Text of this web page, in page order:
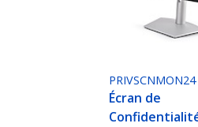
PRIVSCNMON24
Écran de